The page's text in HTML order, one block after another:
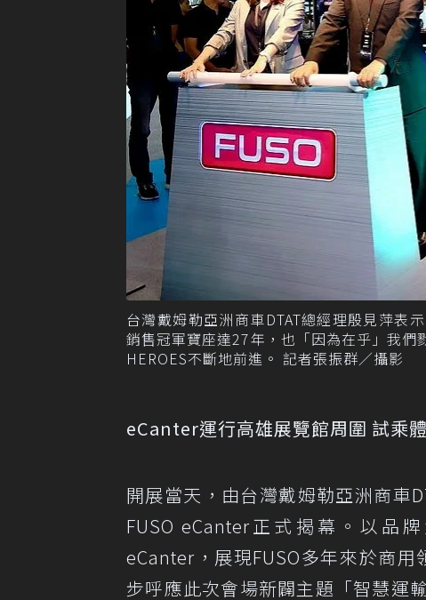
台灣戴姆勒亞洲商車DTAT總經理殷見萍表
銷售冠軍寶座達27年，也「因為在乎」我
HEROES不斷地前進。 記者張振群／攝影
eCanter運行高雄展覽館周圍 試乘
開展當天，由台灣戴姆勒亞洲商車
FUSO eCanter正式揭幕。以品
eCanter，展現FUSO多年來於商
步呼應此次會場新闢主題「智慧運